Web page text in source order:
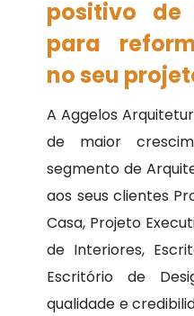
positivo
para
no seu
A Aggelos
de maior
segmento de
aos seus clientes
Casa, Projeto
de Interiores,
Escritório de
qualidade e